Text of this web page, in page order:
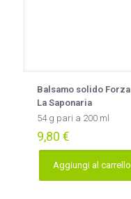
Balsamo solido Forza
La Saponaria
54 g pari a 200 ml
9,80 €
Aggiungi al carrello